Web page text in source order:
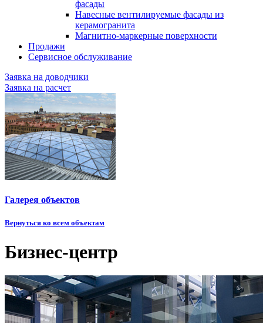
фасады
Навесные вентилируемые фасады из
керамогранита
Магнитно-маркерные поверхности
Продажи
Сервисное обслуживание
Заявка на доводчики
Заявка на расчет
Галерея объектов
Вернуться ко всем объектам
Бизнес-центр